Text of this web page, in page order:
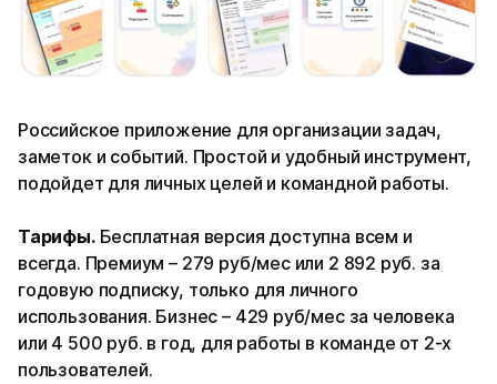
Российское приложение для организации задач,
заметок и событий. Простой и удобный инструмент,
подойдет для личных целей и командной работы.
Тарифы.Бесплатная версия доступна всем и
всегда. Премиум – 279 руб/мес или 2 892 руб. за
годовую подписку, только для личного
использования. Бизнес – 429 руб/мес за человека
или 4 500 руб. в год, для работы в команде от 2-х
пользователей.